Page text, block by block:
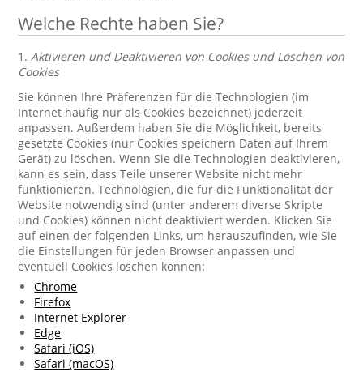
Welche Rechte haben Sie?
1.Aktivieren und Deaktivieren von Cookies und Löschen von
Cookies
Sie können Ihre Präferenzen für die Technologien (im
Internet häufig nur als Cookies bezeichnet) jederzeit
anpassen. Außerdem haben Sie die Möglichkeit, bereits
gesetzte Cookies (nur Cookies speichern Daten auf Ihrem
Gerät) zu löschen. Wenn Sie die Technologien deaktivieren,
kann es sein, dass Teile unserer Website nicht mehr
funktionieren. Technologien, die für die Funktionalität der
Website notwendig sind (unter anderem diverse Skripte
und Cookies) können nicht deaktiviert werden. Klicken Sie
auf einen der folgenden Links, um herauszufinden, wie Sie
die Einstellungen für jeden Browser anpassen und
eventuell Cookies löschen können:
Chrome
Firefox
Internet Explorer
Edge
Safari (iOS)
Safari (macOS)